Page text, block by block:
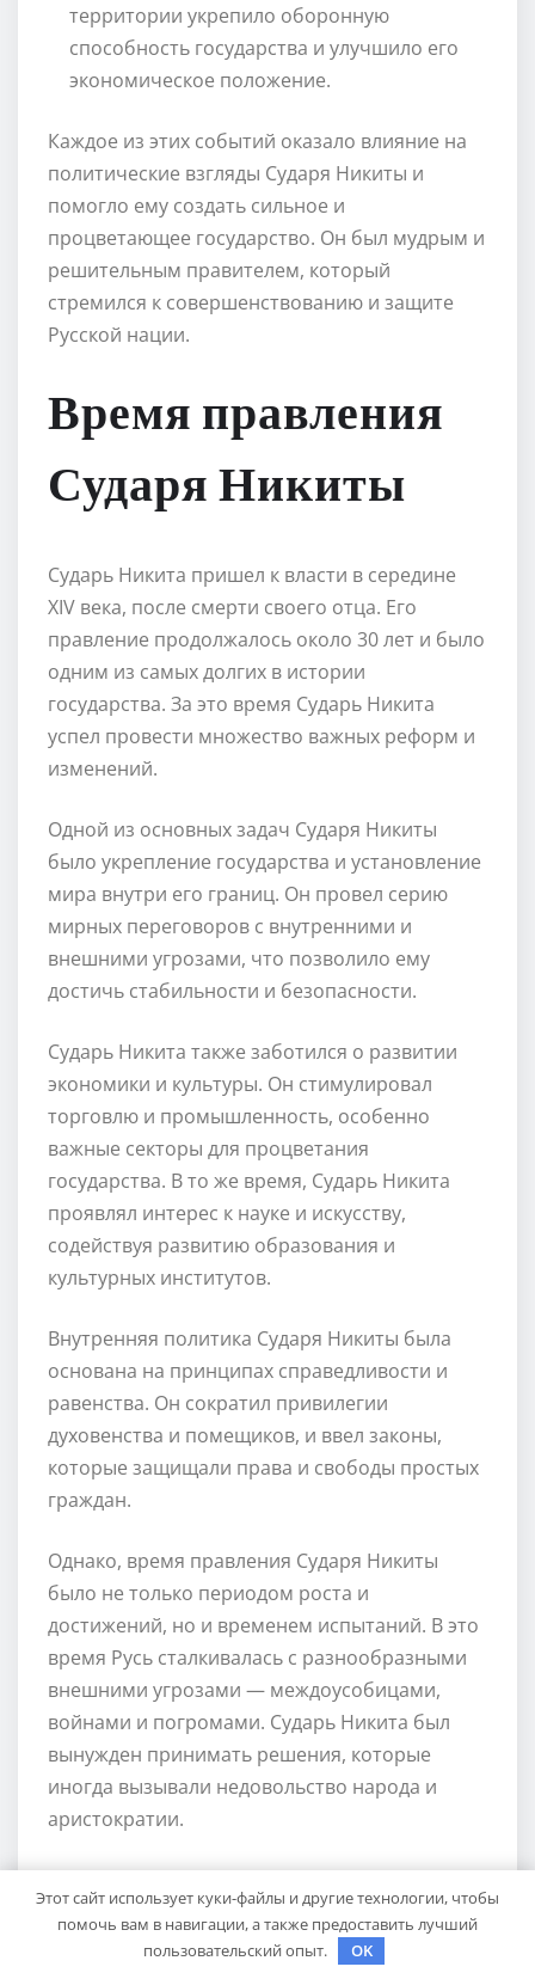
территории укрепило оборонную
способность государства и улучшило его
экономическое положение.
Каждое из этих событий оказало влияние на
политические взгляды Сударя Никиты и
помогло ему создать сильное и
процветающее государство. Он был мудрым и
решительным правителем, который
стремился к совершенствованию и защите
Русской нации.
Время правления
Сударя Никиты
Сударь Никита пришел к власти в середине
XIV века, после смерти своего отца. Его
правление продолжалось около 30 лет и было
одним из самых долгих в истории
государства. За это время Сударь Никита
успел провести множество важных реформ и
изменений.
Одной из основных задач Сударя Никиты
было укрепление государства и установление
мира внутри его границ. Он провел серию
мирных переговоров с внутренними и
внешними угрозами, что позволило ему
достичь стабильности и безопасности.
Сударь Никита также заботился о развитии
экономики и культуры. Он стимулировал
торговлю и промышленность, особенно
важные секторы для процветания
государства. В то же время, Сударь Никита
проявлял интерес к науке и искусству,
содействуя развитию образования и
культурных институтов.
Внутренняя политика Сударя Никиты была
основана на принципах справедливости и
равенства. Он сократил привилегии
духовенства и помещиков, и ввел законы,
которые защищали права и свободы простых
граждан.
Однако, время правления Сударя Никиты
было не только периодом роста и
достижений, но и временем испытаний. В это
время Русь сталкивалась с разнообразными
внешними угрозами — междоусобицами,
войнами и погромами. Сударь Никита был
вынужден принимать решения, которые
иногда вызывали недовольство народа и
аристократии.
наследство сильного и благополучного
государства. Он стал одним из наиболее
Этот сайт использует куки-файлы и другие технологии, чтобы
помочь вам в навигации, а также предоставить лучший
пользовательский опыт.
OK